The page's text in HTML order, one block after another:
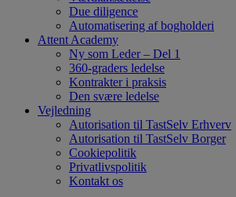
Due diligence
Automatisering af bogholderi
Attent Academy
Ny som Leder – Del 1
360-graders ledelse
Kontrakter i praksis
Den svære ledelse
Vejledning
Autorisation til TastSelv Erhverv
Autorisation til TastSelv Borger
Cookiepolitik
Privatlivspolitik
Kontakt os